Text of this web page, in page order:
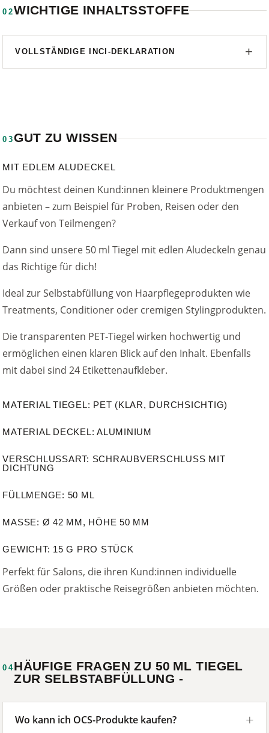
02WICHTIGE INHALTSSTOFFE
VOLLSTÄNDIGE INCI-DEKLARATION
03GUT ZU WISSEN
MIT EDLEM ALUDECKEL
Du möchtest deinen Kund:innen kleinere Produktmengen
anbieten – zum Beispiel für Proben, Reisen oder den
Verkauf von Teilmengen?
Dann sind unsere 50 ml Tiegel mit edlen Aludeckeln genau
das Richtige für dich!
Ideal zur Selbstabfüllung von Haarpflegeprodukten wie
Treatments, Conditioner oder cremigen Stylingprodukten.
Die transparenten PET-Tiegel wirken hochwertig und
ermöglichen einen klaren Blick auf den Inhalt. Ebenfalls
mit dabei sind 24 Etikettenaufkleber.
MATERIAL TIEGEL: PET (KLAR, DURCHSICHTIG)
MATERIAL DECKEL: ALUMINIUM
VERSCHLUSSART: SCHRAUBVERSCHLUSS MIT
DICHTUNG
FÜLLMENGE: 50 ML
MASSE: Ø 42 MM, HÖHE 50 MM
GEWICHT: 15 G PRO STÜCK
Perfekt für Salons, die ihren Kund:innen individuelle
Größen oder praktische Reisegrößen anbieten möchten.
04HÄUFIGE FRAGEN ZU 50 ML TIEGEL
ZUR SELBSTABFÜLLUNG -
Wo kann ich OCS-Produkte kaufen?